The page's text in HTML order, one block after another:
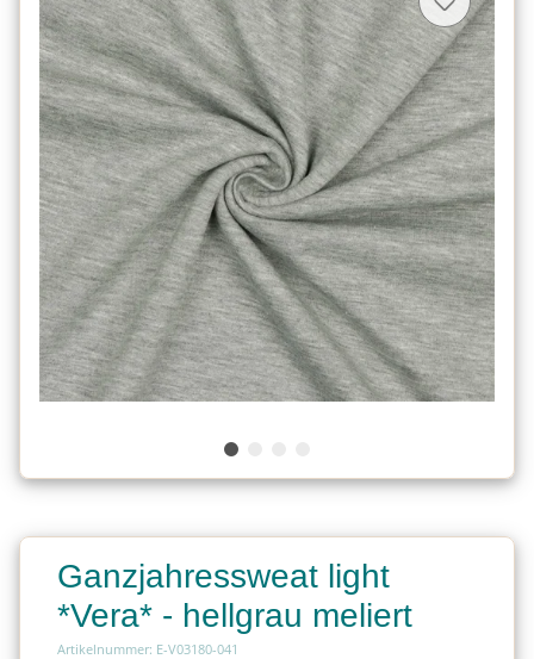
Ganzjahressweat light
*Vera* - hellgrau meliert
Artikelnummer: E-V03180-041